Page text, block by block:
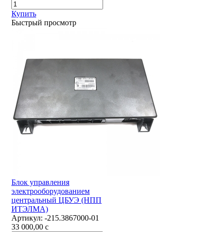
Купить
Быстрый просмотр
Блок управления
электрооборудованием
центральный ЦБУЭ (НПП
ИТЭЛМА)
Артикул: -215.3867000-01
33 000,00 c